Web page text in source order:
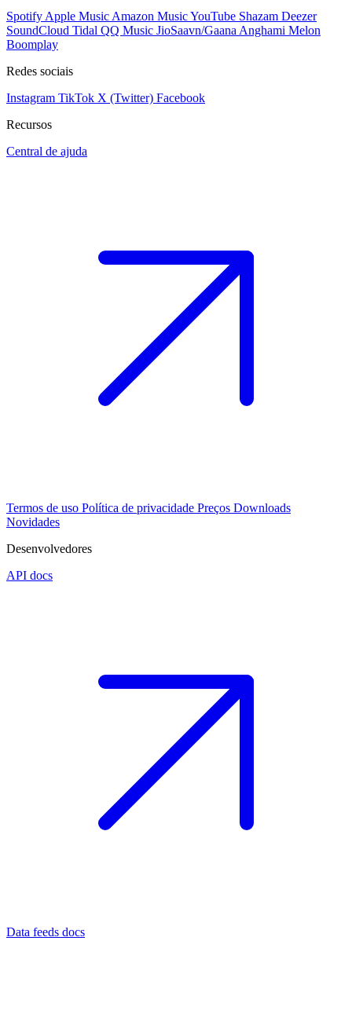
Spotify Apple Music Amazon MusicYouTube Shazam Deezer
SoundCloud Tidal QQ Music JioSaavn/Gaana Anghami Melon
Boomplay
Redes sociais
Instagram TikTok X (Twitter) Facebook
Recursos
Central de ajuda
Termos de uso Política de privacidade Preços Downloads
Novidades
Desenvolvedores
API docs
Data feeds docs